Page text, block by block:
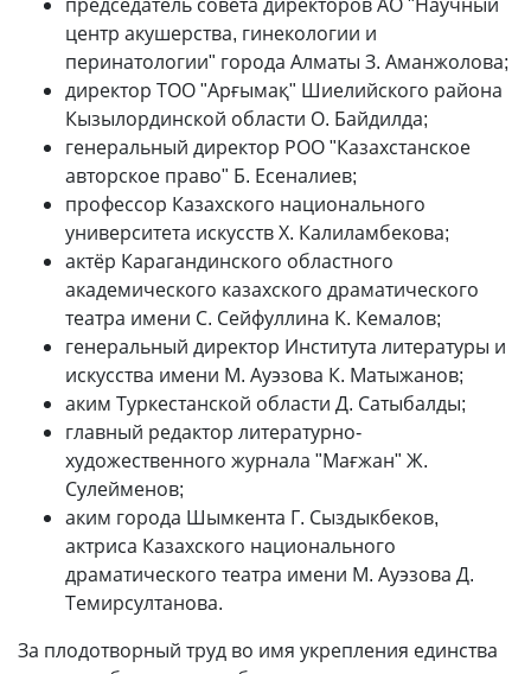
центр акушерства, гинекологии и
перинатологии" города Алматы З. Аманжолова;
директор ТОО "Арғымақ" Шиелийского района
Кызылординской области О. Байдилда;
генеральный директор РОО "Казахстанское
авторское право" Б. Есеналиев;
профессор Казахского национального
университета искусств Х. Калиламбекова;
актёр Карагандинского областного
академического казахского драматического
театра имени С. Сейфуллина К. Кемалов;
генеральный директор Института литературы и
искусства имени М. Ауэзова К. Матыжанов;
аким Туркестанской области Д. Сатыбалды;
главный редактор литературно-
художественного журнала "Мағжан" Ж.
Сулейменов;
аким города Шымкента Г. Сыздыкбеков,
актриса Казахского национального
драматического театра имени М. Ауэзова Д.
Темирсултанова.
За плодотворный труд во имя укрепления единства